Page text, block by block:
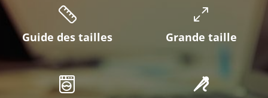
Guide des tailles Grande taille